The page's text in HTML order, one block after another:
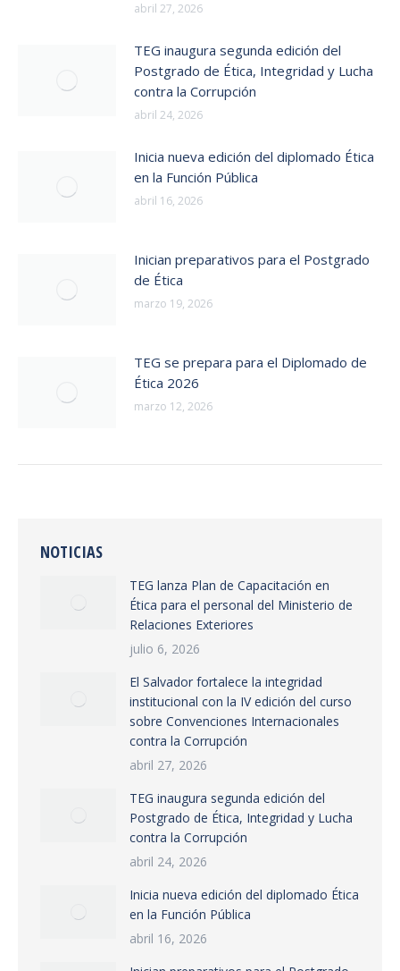
abril 27, 2026
TEG inaugura segunda edición del
Postgrado de Ética, Integridad y Lucha
contra la Corrupción
abril 24, 2026
Inicia nueva edición del diplomado Ética
en la Función Pública
abril 16, 2026
Inician preparativos para el Postgrado
de Ética
marzo 19, 2026
TEG se prepara para el Diplomado de
Ética 2026
marzo 12, 2026
NOTICIAS
TEG lanza Plan de Capacitación en
Ética para el personal del Ministerio de
Relaciones Exteriores
julio 6, 2026
El Salvador fortalece la integridad
institucional con la IV edición del curso
sobre Convenciones Internacionales
contra la Corrupción
abril 27, 2026
TEG inaugura segunda edición del
Postgrado de Ética, Integridad y Lucha
contra la Corrupción
abril 24, 2026
Inicia nueva edición del diplomado Ética
en la Función Pública
abril 16, 2026